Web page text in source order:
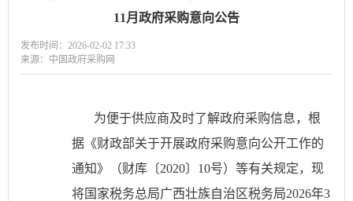
11月政府采购意向公告
发布时间：2026-02-02 17:33
来源：中国政府采购网
为便于供应商及时了解政府采购信息，根
据《财政部关于开展政府采购意向公开工作的
通知》（财库〔2020〕10号）等有关规定，现
将国家税务总局广西壮族自治区税务局2026年3